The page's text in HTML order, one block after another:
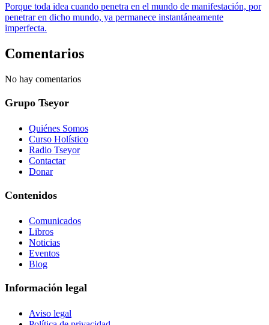
Porque toda idea cuando penetra en el mundo de manifestación, por
penetrar en dicho mundo, ya permanece instantáneamente
imperfecta.
Comentarios
No hay comentarios
Grupo Tseyor
Quiénes Somos
Curso Holístico
Radio Tseyor
Contactar
Donar
Contenidos
Comunicados
Libros
Noticias
Eventos
Blog
Información legal
Aviso legal